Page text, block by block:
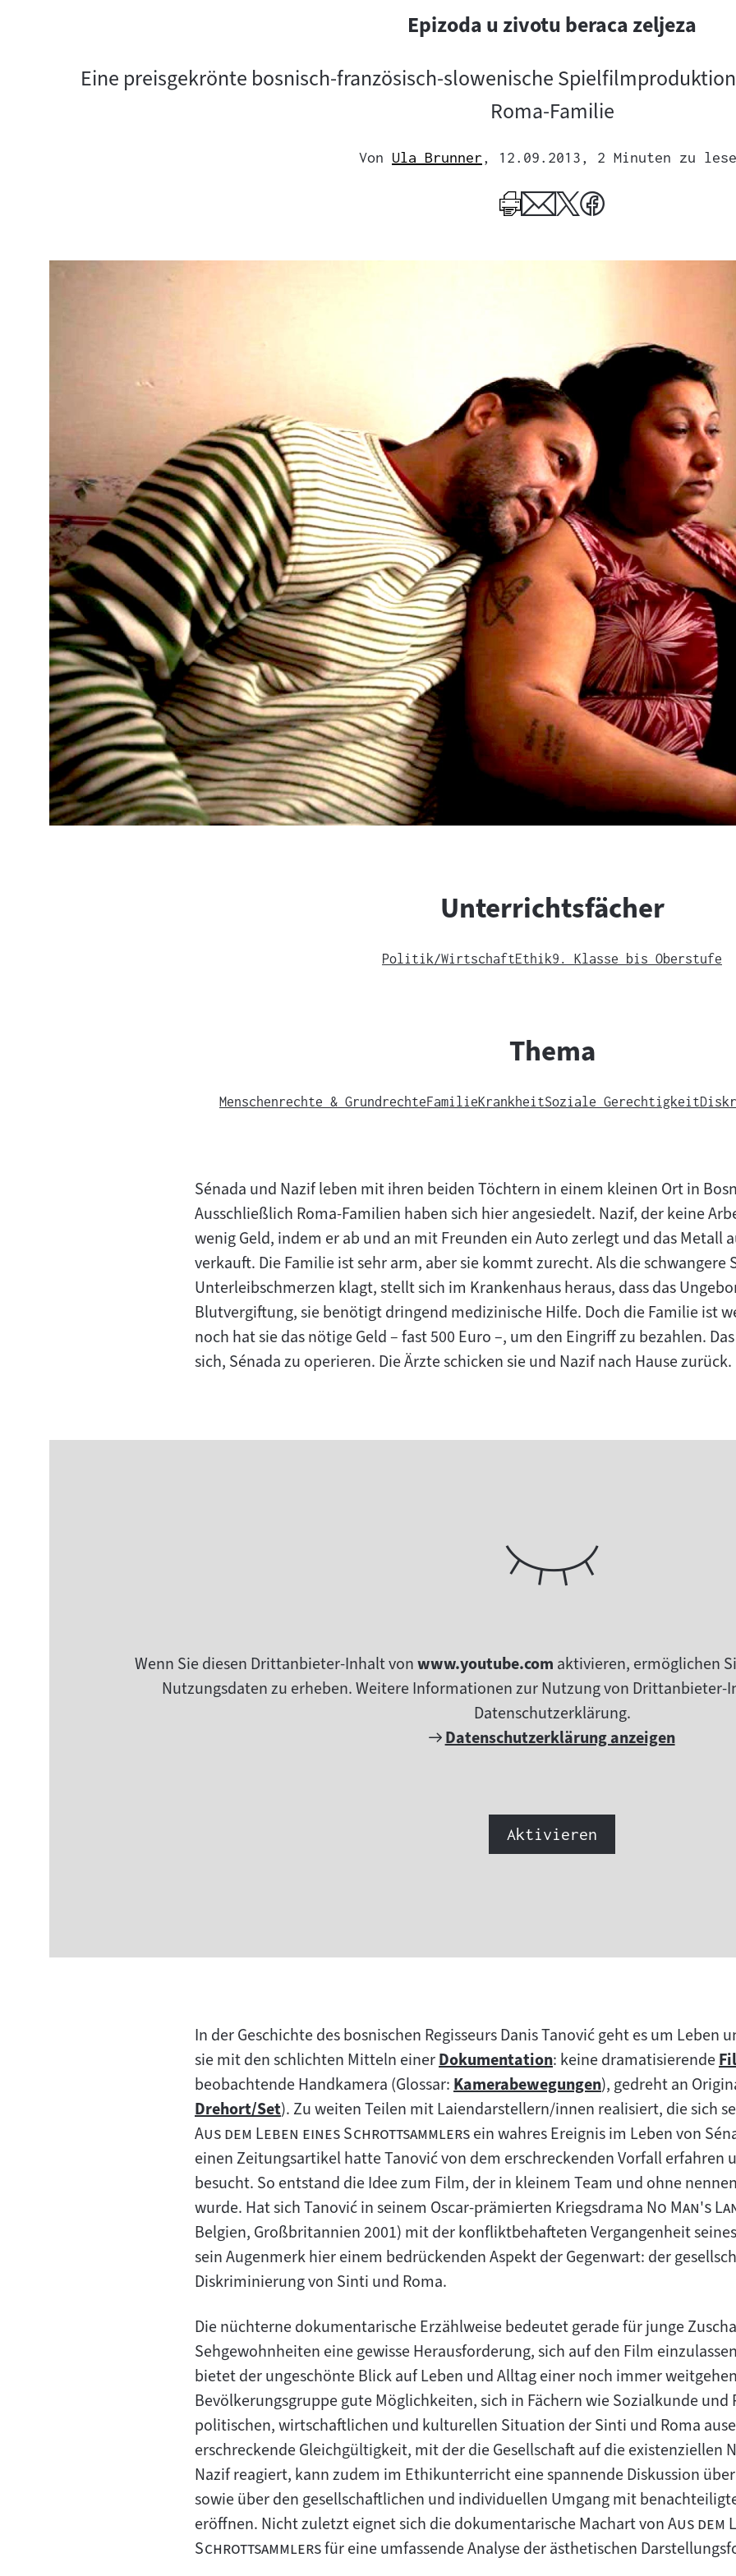
Epizoda u zivotu beraca zeljeza
Eine preisgekrönte bosnisch-französisch-slowenische
Roma-Familie
Von Ula Brunner, 12.09.2013, 2 Minuten zu
Unterrichtsfächer
Politik/WirtschaftEthik9. Klasse bis Oberstufe
Thema
Menschenrechte & GrundrechteFamilieKrankheitSoziale Gerechtigkeit
Sénada und Nazif leben mit ihren beiden Töchtern in einem kleinen Ort in
Ausschließlich Roma-Familien haben sich hier angesiedelt. Nazif, der keine
wenig Geld, indem er ab und an mit Freunden ein Auto zerlegt und das Metall
verkauft. Die Familie ist sehr arm, aber sie kommt zurecht. Als die schwangere
Unterleibschmerzen klagt, stellt sich im Krankenhaus heraus, dass das
Blutvergiftung, sie benötigt dringend medizinische Hilfe. Doch die Familie ist
noch hat sie das nötige Geld – fast 500 Euro –, um den Eingriff zu bezahlen.
sich, Sénada zu operieren. Die Ärzte schicken sie und Nazif nach Hause zurück.
Wenn Sie diesen Drittanbieter-Inhalt vonwww.youtube.com aktivieren, ermöglichen
Nutzungsdaten zu erheben. Weitere Informationen zur Nutzung von Drittanbieter-
Datenschutzerklärung.
Externer
Datenschutzerklärung anzeigen
Aktivieren
In der Geschichte des bosnischen Regisseurs Danis Tanović geht es um Leben
sie mit den schlichten Mitteln einerZum
Inhalt:
Dokumentation: keine dramatisierende
beobachtende Handkamera (Glossar:Zum
Inhalt:
Kamerabewegungen), gedreht an
Zum
Inhalt:
Drehort/Set). Zu weiten Teilen mit Laiendarstellern/innen realisiert, die sich
"
Aus dem Leben eines Schrottsammlers"ein wahres Ereignis im Leben von
einen Zeitungsartikel hatte Tanović von dem erschreckenden Vorfall erfahren
besucht. So entstand die Idee zum Film, der in kleinem Team und ohne
wurde. Hat sich Tanović in seinem Oscar-prämierten Kriegsdrama "
No Man's
Belgien, Großbritannien 2001) mit der konfliktbehafteten Vergangenheit
sein Augenmerk hier einem bedrückenden Aspekt der Gegenwart: der
Diskriminierung von Sinti und Roma.
Die nüchterne dokumentarische Erzählweise bedeutet gerade für junge
Sehgewohnheiten eine gewisse Herausforderung, sich auf den Film
bietet der ungeschönte Blick auf Leben und Alltag einer noch immer
Bevölkerungsgruppe gute Möglichkeiten, sich in Fächern wie Sozialkunde
politischen, wirtschaftlichen und kulturellen Situation der Sinti und Roma
erschreckende Gleichgültigkeit, mit der die Gesellschaft auf die existenziellen
Nazif reagiert, kann zudem im Ethikunterricht eine spannende Diskussion
sowie über den gesellschaftlichen und individuellen Umgang mit
eröffnen. Nicht zuletzt eignet sich die dokumentarische Machart von"
Aus dem
Schrottsammlers"für eine umfassende Analyse der ästhetischen